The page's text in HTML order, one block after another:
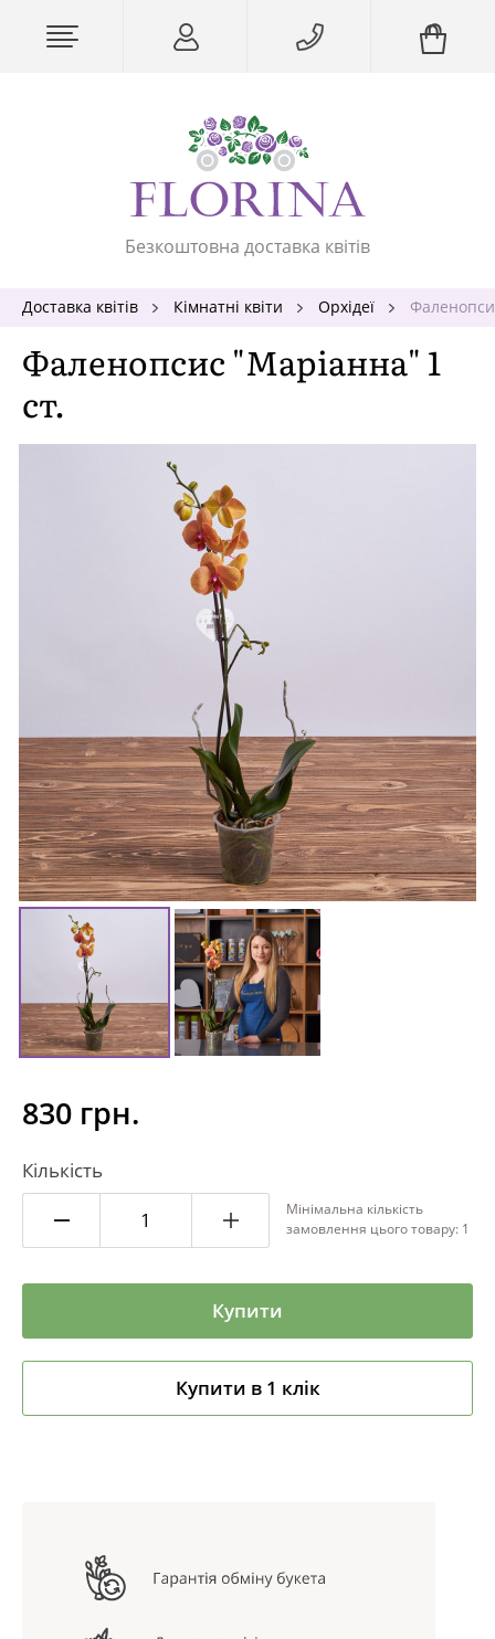
Безкоштовна доставка квітів
Доставка квітів Кімнатні квіти Орхідеї
Фаленопсис "Маріанна" 1
ст.
830 грн.
Кількість
Мінімальна кількість
замовлення цього товару: 1
Купити
Купити в 1 клік